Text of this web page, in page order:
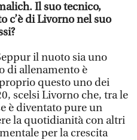
Il suo tecnico,
c’è di Livorno nel suo
il nuoto sia uno
di allenamento è
questo uno dei
scelsi Livorno che, tra le
è diventato pure un
la quotidianità con altri
per la crescita